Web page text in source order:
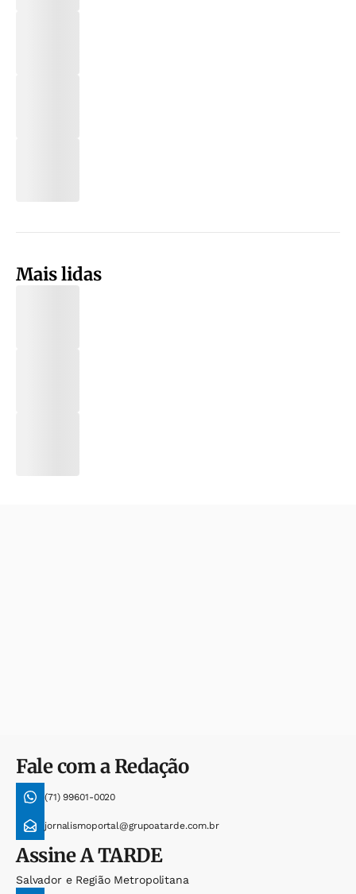
Mais lidas
Fale com a Redação
(71) 99601-0020
jornalismoportal@grupoatarde.com.br
AssineA TARDE
Salvador e Região Metropolitana